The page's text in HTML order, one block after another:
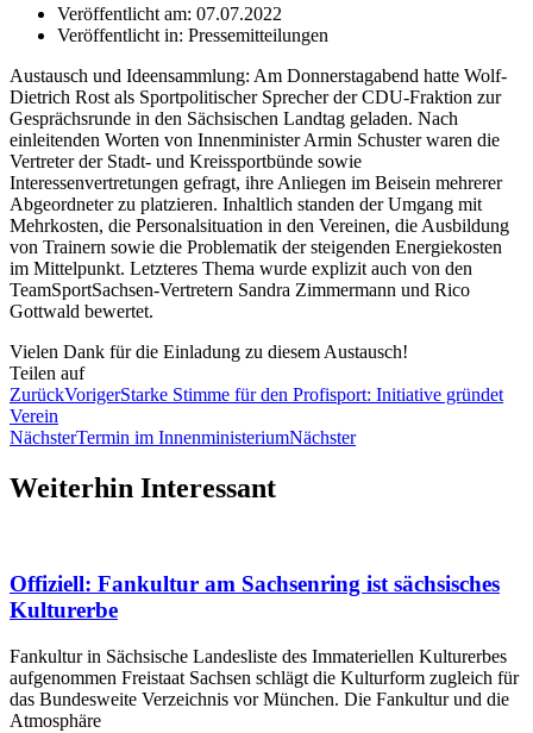
Veröffentlicht am: 07.07.2022
Veröffentlicht in: Pressemitteilungen
Austausch und Ideensammlung: Am Donnerstagabend hatte Wolf-
Dietrich Rost als Sportpolitischer Sprecher der CDU-Fraktion zur
Gesprächsrunde in den Sächsischen Landtag geladen. Nach
einleitenden Worten von Innenminister Armin Schuster waren die
Vertreter der Stadt- und Kreissportbünde sowie
Interessenvertretungen gefragt, ihre Anliegen im Beisein mehrerer
Abgeordneter zu platzieren. Inhaltlich standen der Umgang mit
Mehrkosten, die Personalsituation in den Vereinen, die Ausbildung
von Trainern sowie die Problematik der steigenden Energiekosten
im Mittelpunkt. Letzteres Thema wurde explizit auch von den
TeamSportSachsen-Vertretern Sandra Zimmermann und Rico
Gottwald bewertet.
Vielen Dank für die Einladung zu diesem Austausch!
Teilen auf
ZurückVorigerStarke Stimme für den Profisport: Initiative gründet
Verein
NächsterTermin im InnenministeriumNächster
Weiterhin Interessant
Offiziell: Fankultur am Sachsenring ist sächsisches
Kulturerbe
Fankultur in Sächsische Landesliste des Immateriellen Kulturerbes
aufgenommen Freistaat Sachsen schlägt die Kulturform zugleich für
das Bundesweite Verzeichnis vor München. Die Fankultur und die
Atmosphäre